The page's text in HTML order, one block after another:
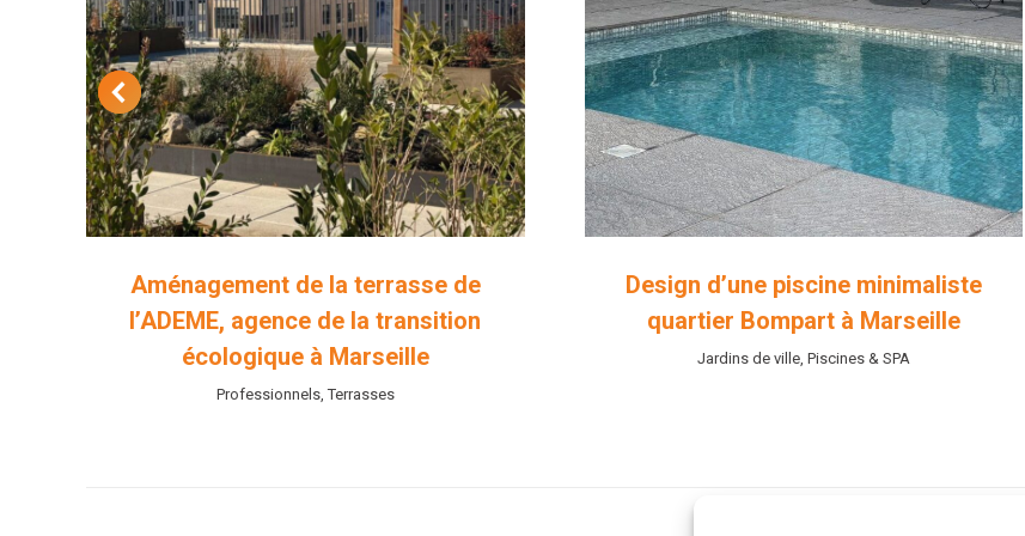
Aménagement de la terrasse de
l’ADEME, agence de la transition
écologique à Marseille
Professionnels,Terrasses
Design d’une piscine minimaliste
quartier Bompart à Marseille
Jardins de ville, Piscines & SPA